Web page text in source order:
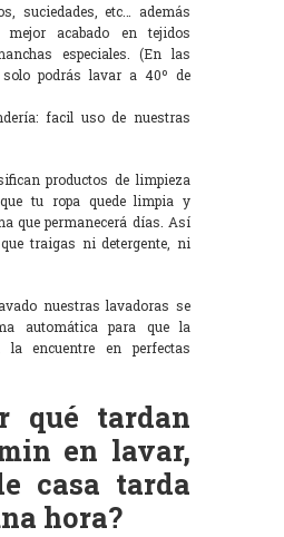
suciedades, etc… además
acabado en tejidos
especiales. (En las
podrás lavar a 40º de
facil uso de nuestras
productos de limpieza
tu ropa quede limpia y
que permanecerá días. Así
traigas ni detergente, ni
nuestras lavadoras se
automática para que la
la encuentre en perfectas
qué tardan
en lavar,
casa tarda
hora?